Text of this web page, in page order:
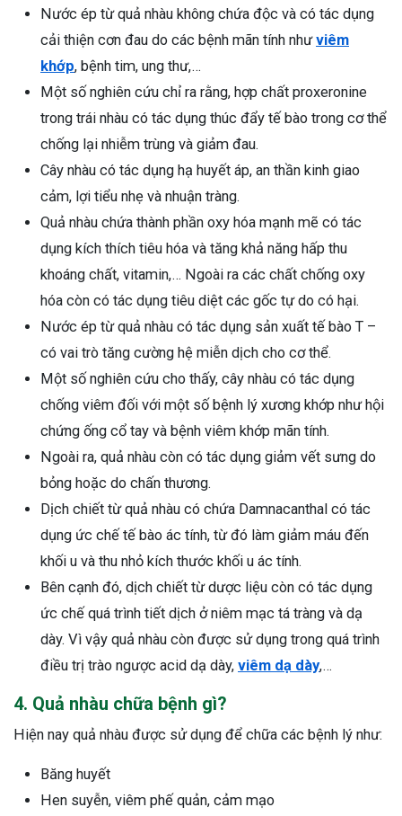
Nước ép từ quả nhàu không chứa độc và có tác dụng
cải thiện cơn đau do các bệnh mãn tính nhưviêm
khớp, bệnh tim, ung thư,…
Một số nghiên cứu chỉ ra rằng, hợp chất proxeronine
trong trái nhàu có tác dụng thúc đẩy tế bào trong cơ thể
chống lại nhiễm trùng và giảm đau.
Cây nhàu có tác dụng hạ huyết áp, an thần kinh giao
cảm, lợi tiểu nhẹ và nhuận tràng.
Quả nhàu chứa thành phần oxy hóa mạnh mẽ có tác
dụng kích thích tiêu hóa và tăng khả năng hấp thu
khoáng chất, vitamin,… Ngoài ra các chất chống oxy
hóa còn có tác dụng tiêu diệt các gốc tự do có hại.
Nước ép từ quả nhàu có tác dụng sản xuất tế bào T –
có vai trò tăng cường hệ miễn dịch cho cơ thể.
Một số nghiên cứu cho thấy, cây nhàu có tác dụng
chống viêm đối với một số bệnh lý xương khớp như hội
chứng ống cổ tay và bệnh viêm khớp mãn tính.
Ngoài ra, quả nhàu còn có tác dụng giảm vết sưng do
bỏng hoặc do chấn thương.
Dịch chiết từ quả nhàu có chứa Damnacanthal có tác
dụng ức chế tế bào ác tính, từ đó làm giảm máu đến
khối u và thu nhỏ kích thước khối u ác tính.
Bên cạnh đó, dịch chiết từ dược liệu còn có tác dụng
ức chế quá trình tiết dịch ở niêm mạc tá tràng và dạ
dày. Vì vậy quả nhàu còn được sử dụng trong quá trình
điều trị trào ngược acid dạ dày, viêm dạ dày,…
4. Quả nhàu chữa bệnh gì?
Hiện nay quả nhàu được sử dụng để chữa các bệnh lý như:
Băng huyết
Hen suyễn, viêm phế quản, cảm mạo